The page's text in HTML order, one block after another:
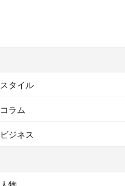
スタイル
コラム
ビジネス